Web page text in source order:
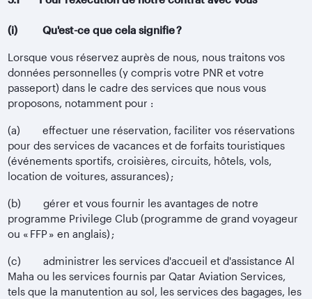
(i) Qu'est-ce que cela signifie ?
Lorsque vous réservez auprès de nous, nous traitons vos
données personnelles (y compris votre PNR et votre
passeport) dans le cadre des services que nous vous
proposons, notamment pour :
(a) effectuer une réservation, faciliter vos réservations
pour des services de vacances et de forfaits touristiques
(événements sportifs, croisières, circuits, hôtels, vols,
location de voitures, assurances) ;
(b) gérer et vous fournir les avantages de notre
programme Privilege Club (programme de grand voyageur
ou « FFP » en anglais) ;
(c) administrer les services d'accueil et d'assistance Al
Maha ou les services fournis par Qatar Aviation Services,
tels que la manutention au sol, les services des bagages, les